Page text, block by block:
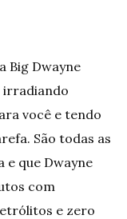
Big Dwayne
irradiando
você e tendo
São todas as
e que Dwayne
com
e zero